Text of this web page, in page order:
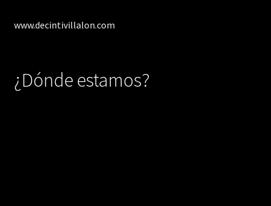
www.decintivillalon.com
¿Dónde estamos?